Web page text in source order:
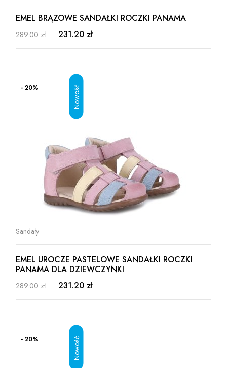
EMEL BRĄZOWE SANDAŁKI ROCZKI PANAMA
289.00 zł 231.20 zł
- 20%
Sandały
EMEL UROCZE PASTELOWE SANDAŁKI ROCZKI
PANAMA DLA DZIEWCZYNKI
289.00 zł 231.20 zł
- 20%